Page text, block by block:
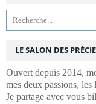
LE SALON DES
Ouvert depuis 2014,
mes deux passions,
Je partage avec vous